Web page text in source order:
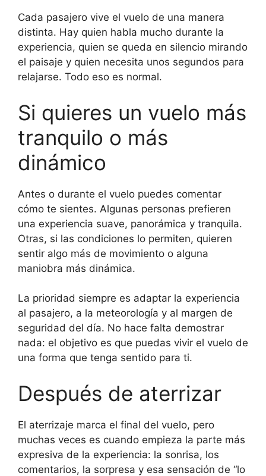
Cada pasajero vive el vuelo de una manera
distinta. Hay quien habla mucho durante la
experiencia, quien se queda en silencio mirando
el paisaje y quien necesita unos segundos para
relajarse. Todo eso es normal.
Si quieres un vuelo más
tranquilo o más
dinámico
Antes o durante el vuelo puedes comentar
cómo te sientes. Algunas personas prefieren
una experiencia suave, panorámica y tranquila.
Otras, si las condiciones lo permiten, quieren
sentir algo más de movimiento o alguna
maniobra más dinámica.
La prioridad siempre es adaptar la experiencia
al pasajero, a la meteorología y al margen de
seguridad del día. No hace falta demostrar
nada: el objetivo es que puedas vivir el vuelo de
una forma que tenga sentido para ti.
Después de aterrizar
El aterrizaje marca el final del vuelo, pero
muchas veces es cuando empieza la parte más
expresiva de la experiencia: la sonrisa, los
comentarios, la sorpresa y esa sensación de “lo